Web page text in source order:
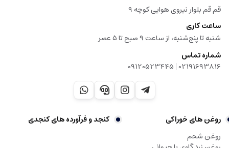
قم قم بلوار نیروی هوایی کوچه 9
ساعت کاری
شنبه تا پنج‌شنبه، از ساعت ۹ صبح تا ۵ عصر
شماره تماس
02191693816
|
09120523445
روغن های خوراکی
روغن شحم
کنجد و فرآورده های کنجدی